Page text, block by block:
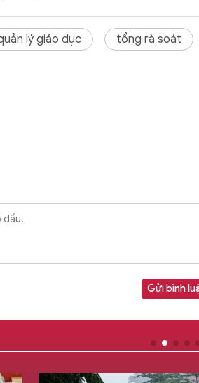
lý giáo dục tổng rà soát
Gửi bình